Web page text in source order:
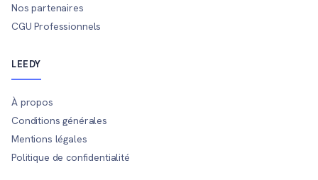
Nos partenaires
CGU Professionnels
LEEDY
À propos
Conditions générales
Mentions légales
Politique de confidentialité